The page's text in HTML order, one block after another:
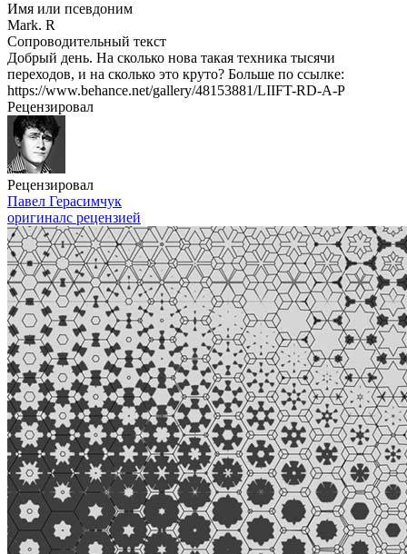
Имя или псевдоним
Mark. R
Сопроводительный текст
Добрый день. На сколько нова такая техника тысячи
переходов, и на сколько это круто? Больше по ссылке:
https://www.behance.net/gallery/48153881/LIIFT-RD-A-P
Рецензировал
Рецензировал
Павел Герасимчук
оригиналс рецензией